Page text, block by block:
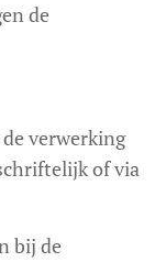
de
verwerking
of via
bij de